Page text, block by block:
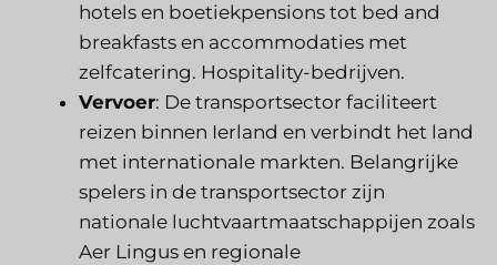
hotels en boetiekpensions tot bed and
breakfasts en accommodaties met
zelfcatering. Hospitality-bedrijven.
Vervoer: De transportsector faciliteert
reizen binnen Ierland en verbindt het land
met internationale markten. Belangrijke
spelers in de transportsector zijn
nationale luchtvaartmaatschappijen zoals
Aer Lingus en regionale